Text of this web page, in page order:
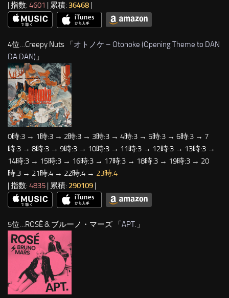
| 指数: 4601 | 累積: 36468
4位…Creepy Nuts 「オトノケ – Otonoke (Opening Theme to DAN
DA DAN) 」
0時:3 → 1時:3 → 2時:3 → 3時:3 → 4時:3 → 5時:3 → 6時:3 → 7
時:3 → 8時:3 → 9時:3 → 10時:3 → 11時:3 → 12時:3 → 13時:3 →
14時:3 → 15時:3 → 16時:3 → 17時:3 → 18時:3 → 19時:3 → 20
時:3 → 21時:4 → 22時:4 → 23時:4
| 指数: 4835 | 累積: 290109 |
5位…ROSÉ & ブルーノ・マーズ 「APT. 」